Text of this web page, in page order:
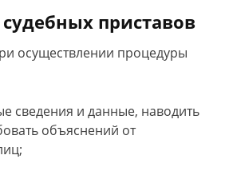
приставов
осуществлении процедуры
сведения и данные, наводить
объяснений от